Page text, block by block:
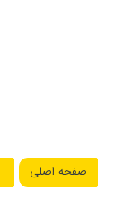
صفحه اصلی